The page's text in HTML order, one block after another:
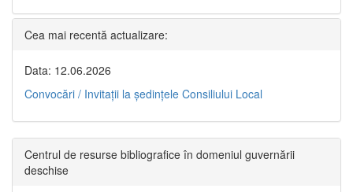
Cea mai recentă actualizare:
Data: 12.06.2026
Convocări / Invitaţii la şedinţele Consiliului Local
Centrul de resurse bibliografice în domeniul guvernării
deschise